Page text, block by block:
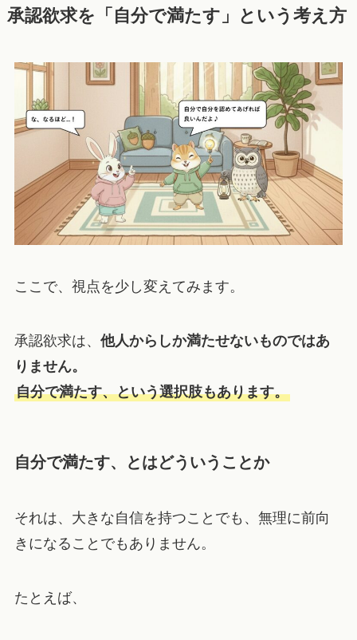
承認欲求を「自分で満たす」という考え方
ここで、視点を少し変えてみます。
承認欲求は、 他人からしか満たせないものではあ
りません。
自分で満たす、という選択肢もあります。
自分で満たす、とはどういうことか
それは、大きな自信を持つことでも、無理に前向
きになることでもありません。
たとえば、